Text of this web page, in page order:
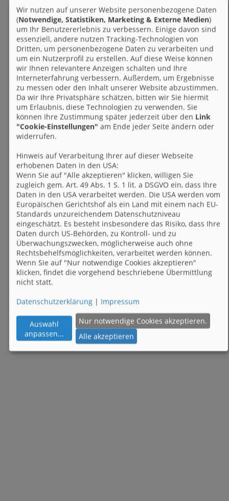
Wir nutzen auf unserer Website personenbezogene Daten
(Notwendige, Statistiken, Marketing & Externe Medien)
um Ihr Benutzererlebnis zu verbessern. Einige davon sind
essenziell, andere nutzen Tracking-Technologien von
Dritten, um personenbezogene Daten zu verarbeiten und
um ein Nutzerprofil zu erstellen. Auf diese Weise können
wir Ihnen relevantere Anzeigen schalten und Ihre
Interneterfahrung verbessern. Außerdem, um Ergebnisse
zu messen oder den Inhalt unserer Website abzustimmen.
Da wir Ihre Privatsphäre schätzen, bitten wir Sie hiermit
um Erlaubnis, diese Technologien zu verwenden. Sie
können Ihre Zustimmung später jederzeit über den Link
"Cookie-Einstellungen" am Ende jeder Seite ändern oder
widerrufen.
Hinweis auf Verarbeitung Ihrer auf dieser Webseite
erhobenen Daten in den USA:
Wenn Sie auf "Alle akzeptieren" klicken, willigen Sie
zugleich gem. Art. 49 Abs. 1 S. 1 lit. a DSGVO ein, dass Ihre
Daten in den USA verarbeitet werden. Die USA werden vom
Europäischen Gerichtshof als ein Land mit einem nach EU-
Standards unzureichendem Datenschutzniveau
eingeschätzt. Es besteht insbesondere das Risiko, dass Ihre
Daten durch US-Behörden, zu Kontroll- und zu
Überwachungszwecken, möglicherweise auch ohne
Rechtsbehelfsmöglichkeiten, verarbeitet werden können.
Wenn Sie auf "Nur notwendige Cookies akzeptieren"
klicken, findet die vorgehend beschriebene Übermittlung
nicht statt.
Datenschutzerklärung| Impressum
Auswahl
anpassen...
Nur notwendige Cookies akzeptieren.
Alle akzeptieren